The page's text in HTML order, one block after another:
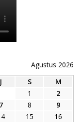
Agustus 2026
J S
M
1
2
7 8
9
15
16